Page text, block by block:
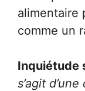
alimentaire
comme un
Inquiétude
s’agit